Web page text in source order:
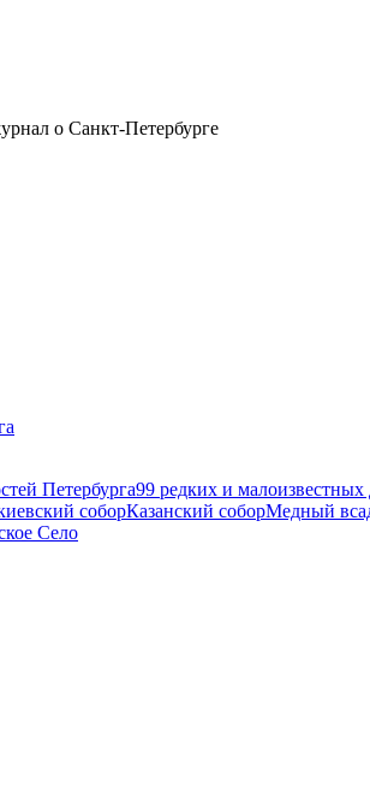
о Санкт-Петербурге
Петербурга99 редких и малоизвестных
соборКазанский соборМедный
Село